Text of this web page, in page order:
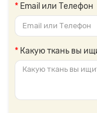
Email или Телефон
Какую ткань вы